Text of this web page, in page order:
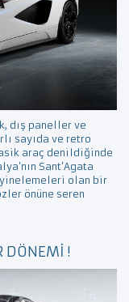
dış paneller ve
sayıda ve retro
araç denildiğinde
Sant’Agata
yinelemeleri olan bir
önüne seren
DÖNEMİ !